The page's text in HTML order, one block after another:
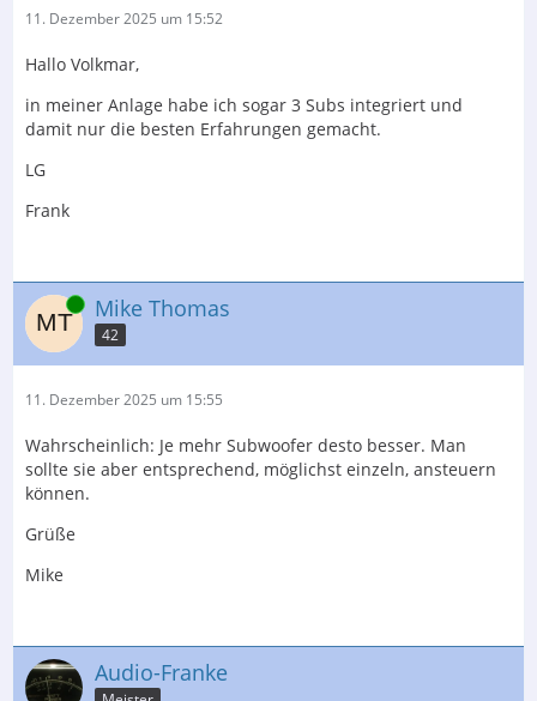
11. Dezember 2025 um 15:52
Hallo Volkmar,
in meiner Anlage habe ich sogar 3 Subs integriert und
damit nur die besten Erfahrungen gemacht.
LG
Frank
Online Mike Thomas
42
11. Dezember 2025 um 15:55
Wahrscheinlich: Je mehr Subwoofer desto besser. Man
sollte sie aber entsprechend, möglichst einzeln, ansteuern
können.
Grüße
Mike
Audio-Franke